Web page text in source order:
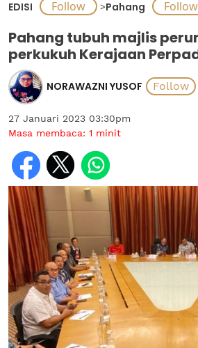
EDISI >Pahang
Pahang tubuh majlis
perkukuh Kerajaan
NORAWAZNI YUSOF
27 Januari 2023 03:30pm
Masa membaca: 1 minit